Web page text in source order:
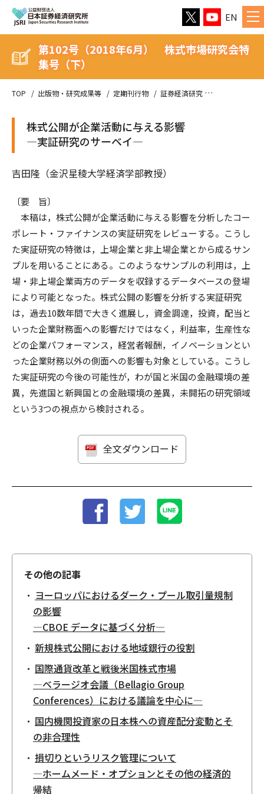
EN
TOP 出版物・研究成果等 定期刊行物 証券経済研究
第102号（2018年6月） 株式市場研究会特
集号（下）
株式公開が企業活動に与える影響
—実証研究のサーベイ—
吉田隆（金沢星稜大学経済学部教授）
〔要 旨〕
本稿は，株式公開が企業活動に与える影響を分析したコー
ポレート・ファイナンスの実証研究をレビューする。こうし
た実証研究の特徴は，上場企業と非上場企業とから成るサン
プルを用いることにある。このようなサンプルの利用は，上
場・非上場企業両方のデータを収録するデータベースの登場
により可能となった。株式公開の影響を分析する実証研究
は，過去10数年間で大きく進展し，資金調達，投資，配当と
いった企業財務面への影響だけではなく，利益率，生産性な
どの企業パフォーマンス，経営者報酬，イノベーションとい
った企業財務以外の側面への影響も対象としている。こうし
た実証研究の今後の可能性が，わが国と米国の金融環境の差
異，先進国と新興国との金融環境の差異，未開拓の研究領域
という3つの視点から検討される。
全文ダウンロード
その他の記事
ヨーロッパにおけるダーク・プール取引量規制
の影響
—CBOE データに基づく分析—
新規株式公開における地域銀行の役割
国際通貨改革と戦後米国株式市場
—ベラージオ会議（Bellagio Group
Conferences）における議論を中心に—
国内機関投資家の日本株への資産配分変動とそ
の非合理性
損切りというリスク管理について
—ホームメード・オプションとその他の経済的
帰結